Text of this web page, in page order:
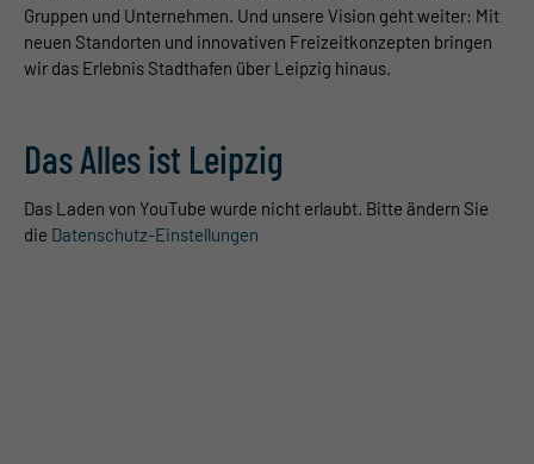
Gruppen und Unternehmen. Und unsere Vision geht weiter: Mit
neuen Standorten und innovativen Freizeitkonzepten bringen
wir das Erlebnis Stadthafen über Leipzig hinaus.
Das Alles ist Leipzig
Das Laden von YouTube wurde nicht erlaubt. Bitte ändern Sie
die Datenschutz-Einstellungen